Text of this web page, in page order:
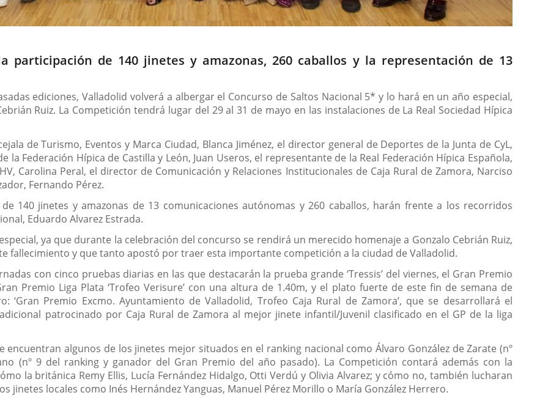
participación de 140 jinetes y amazonas, 260 caballos y la representación de 13
ediciones, Valladolid volverá a albergar el Concurso de Saltos Nacional 5* y lo hará en un año especial,
Ruiz. La Competición tendrá lugar del 29 al 31 de mayo en las instalaciones de La Real Sociedad Hípica
de Turismo, Eventos y Marca Ciudad, Blanca Jiménez, el director general de Deportes de la Junta de CyL,
la Federación Hípica de Castilla y León, Juan Useros, el representante de la Real Federación Hípica Española,
Carolina Peral, el director de Comunicación y Relaciones Institucionales de Caja Rural de Zamora, Narciso
Fernando Pérez.
140 jinetes y amazonas de 13 comunicaciones autónomas y 260 caballos, harán frente a los recorridos
Eduardo Alvarez Estrada.
ya que durante la celebración del concurso se rendirá un merecido homenaje a Gonzalo Cebrián Ruiz,
fallecimiento y que tanto apostó por traer esta importante competición a la ciudad de Valladolid.
con cinco pruebas diarias en las que destacarán la prueba grande ‘Tressis’ del viernes, el Gran Premio
Premio Liga Plata ‘Trofeo Verisure’ con una altura de 1.40m, y el plato fuerte de este fin de semana de
‘Gran Premio Excmo. Ayuntamiento de Valladolid, Trofeo Caja Rural de Zamora’, que se desarrollará el
patrocinado por Caja Rural de Zamora al mejor jinete infantil/Juvenil clasificado en el GP de la liga
encuentran algunos de los jinetes mejor situados en el ranking nacional como Álvaro González de Zarate (nº
(nº 9 del ranking y ganador del Gran Premio del año pasado). La Competición contará además con la
la británica Remy Ellis, Lucía Fernández Hidalgo, Otti Verdú y Olivia Alvarez; y cómo no, también lucharan
jinetes locales como Inés Hernández Yanguas, Manuel Pérez Morillo o María González Herrero.